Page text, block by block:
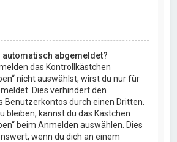
automatisch abgemeldet?
das Kontrollkästchen
nicht auswählst, wirst du nur für
Dies verhindert den
Benutzerkontos durch einen Dritten.
bleiben, kannst du das Kästchen
beim Anmelden auswählen. Dies
wenn du dich an einem